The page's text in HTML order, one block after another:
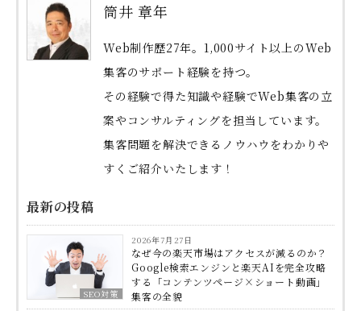
筒井 章年
Web制作歴27年。1,000サイト以上のWeb
集客のサポート経験を持つ。
その経験で得た知識や経験でWeb集客の立
案やコンサルティングを担当しています。
集客問題を解決できるノウハウをわかりや
すくご紹介いたします！
最新の投稿
SEO対策
2026年7月27日
なぜ今の楽天市場はアクセスが減るのか？
Google検索エンジンと楽天AIを完全攻略
する「コンテンツページ×ショート動画」
集客の全貌